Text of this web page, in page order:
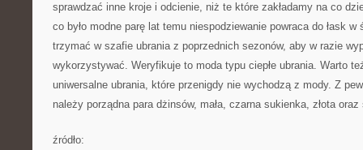
sprawdzać inne kroje i odcienie, niż te które zakładamy na co
co było modne parę lat temu niespodziewanie powraca do łask w
trzymać w szafie ubrania z poprzednich sezonów, aby w razie
wykorzystywać. Weryfikuje to moda typu ciepłe ubrania. Warto
uniwersalne ubrania, które przenigdy nie wychodzą z mody. Z
należy porządna para dżinsów, mała, czarna sukienka, złota
źródło: